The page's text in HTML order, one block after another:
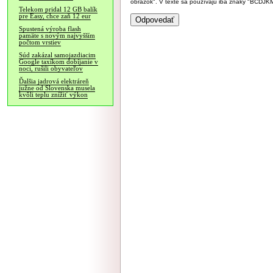
Telekom pridal 12 GB balík
pre Easy, chce zaň 12 eur
Spustená výroba flash
pamäte s novým najvyšším
počtom vrstiev
Súd zakázal samojazdiacim
Google taxíkom dobíjanie v
noci, rušili obyvateľov
Ďalšia jadrová elektráreň
južne od Slovenska musela
kvôli teplu znížiť výkon
obrázok". V texte sa používajú iba znaky